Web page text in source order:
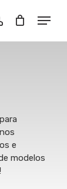
account
Menu
e
modelos
Close